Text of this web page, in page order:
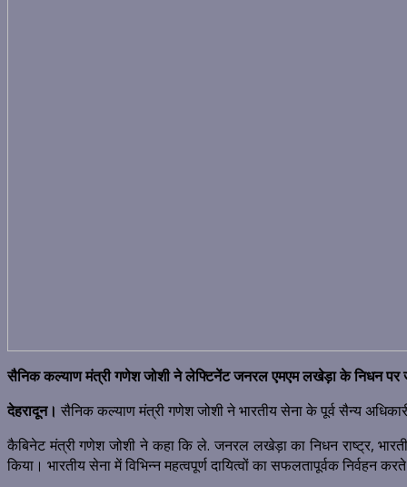
सैनिक कल्याण मंत्री गणेश जोशी ने लेफ्टिनेंट जनरल एमएम लखेड़ा के निधन पर
देहरादून। सैनिक कल्याण मंत्री गणेश जोशी ने भारतीय सेना के पूर्व सैन्य
कैबिनेट मंत्री गणेश जोशी ने कहा कि ले. जनरल लखेड़ा का निधन राष्ट्र,
किया। भारतीय सेना में विभिन्न महत्वपूर्ण दायित्वों का सफलतापूर्वक निर्वहन